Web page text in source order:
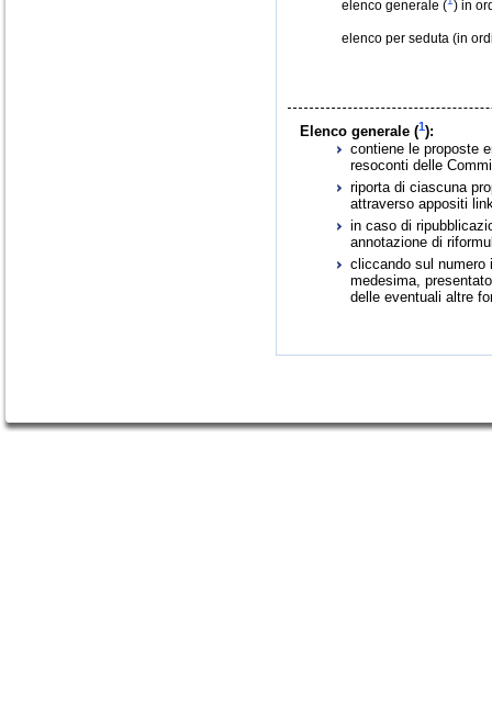
elenco generale ( ) in
elenco per seduta (in
Elenco generale (1):
contiene le proposte
resoconti delle
riporta di ciascuna
attraverso appositi
in caso di
annotazione di
cliccando sul numero
medesima,
delle eventuali altre